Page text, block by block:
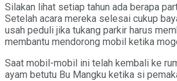
Silakan lihat setiap tahun ada berapa
Setelah acara mereka selesai cukup
usah peduli jika tukang parkir harus
membantu mendorong mobil ketika
Saat mobil-mobil ini telah kembali ke
ayam betutu Bu Mangku ketika si